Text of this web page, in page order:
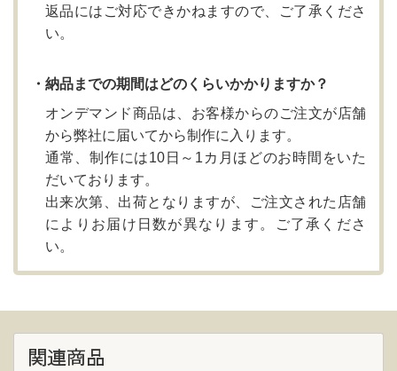
返品にはご対応できかねますので、ご了承くださ
い。
・納品までの期間はどのくらいかかりますか？
オンデマンド商品は、お客様からのご注文が店舗
から弊社に届いてから制作に入ります。
通常、制作には10日～1カ月ほどのお時間をいた
だいております。
出来次第、出荷となりますが、ご注文された店舗
によりお届け日数が異なります。ご了承くださ
い。
関連商品